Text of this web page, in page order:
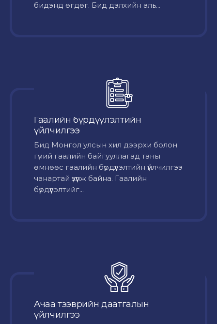
бидэнд өгдөг. Бид дэлхийн аль...
Гаалийн бүрдүүлэлтийн
үйлчилгээ
Бид Монгол улсын хил дээрхи болон
гүний гаалийн байгууллагад таны
өмнөөс гаалийн бүрдүүлэлтийн үйлчилгээ
чанартай үзүүлж байна. Гаалийн
бүрдүүлэлтийг...
Ачаа тээврийн даатгалын
үйлчилгээ